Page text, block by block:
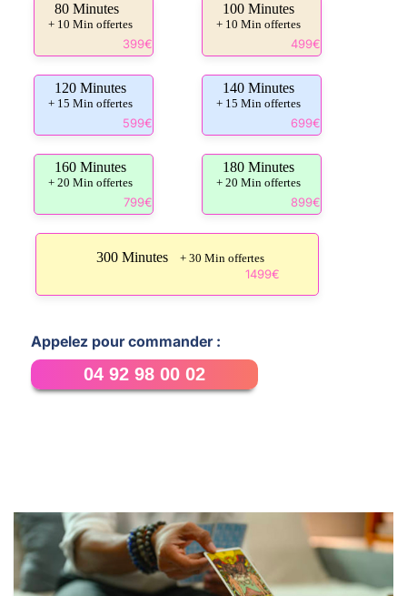
80 Minutes
+ 10 Min offertes
399€
100 Minutes
+ 10 Min offertes
499€
120 Minutes
+ 15 Min offertes
599€
140 Minutes
+ 15 Min offertes
699€
160 Minutes
+ 20 Min offertes
799€
180 Minutes
+ 20 Min offertes
899€
300 Minutes + 30 Min offertes
1499€
Appelez pour commander :
04 92 98 00 02